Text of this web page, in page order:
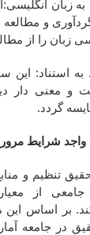
زبان
و مطالعه
زبان را از
استناد: این
و معنی دار
گردد.
تنظیم و
از
بر اساس
در جامعه